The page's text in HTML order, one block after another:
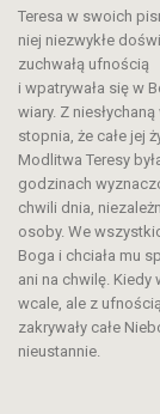
Teresa w swoich
niej niezwykłe
zuchwałą ufnością
i wpatrywała się w
wiary. Z
stopnia, że całe jej
Modlitwa Teresy
godzinach
chwili dnia,
osoby. We
Boga i chciała mu
ani na chwilę. Kiedy
wcale, ale z
zakrywały całe
nieustannie.